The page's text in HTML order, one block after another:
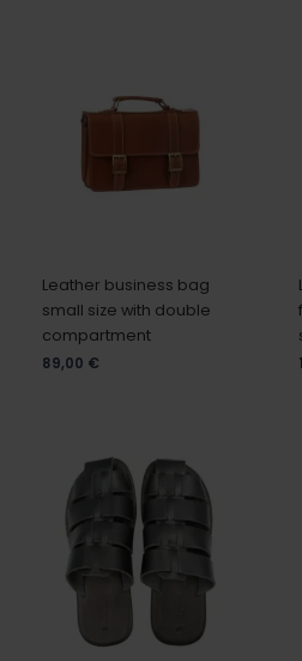
Leather business bag
small size with double
compartment
89,00 €